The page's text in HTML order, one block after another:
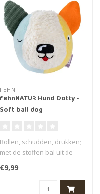
FEHN
fehnNATUR Hund Dotty -
Soft ball dog
Rollen, schudden, drukken;
met de stoffen bal uit de
fehnNATUR collectie leert d..
€9,99